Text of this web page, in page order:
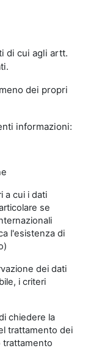
di cui agli artt.
dei propri
informazioni:
a cui i dati
se
l'esistenza di
dei dati
i criteri
chiedere la
trattamento dei
trattamento